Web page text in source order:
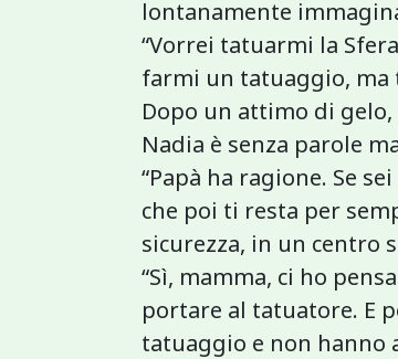
lontanamente
“Vorrei tatuarmi la
farmi un tatuaggio, ma
Dopo un attimo di gelo,
Nadia è senza parole
“Papà ha ragione. Se
che poi ti resta per
sicurezza, in un centro
“Sì, mamma, ci ho
portare al tatuatore. E
tatuaggio e non hanno